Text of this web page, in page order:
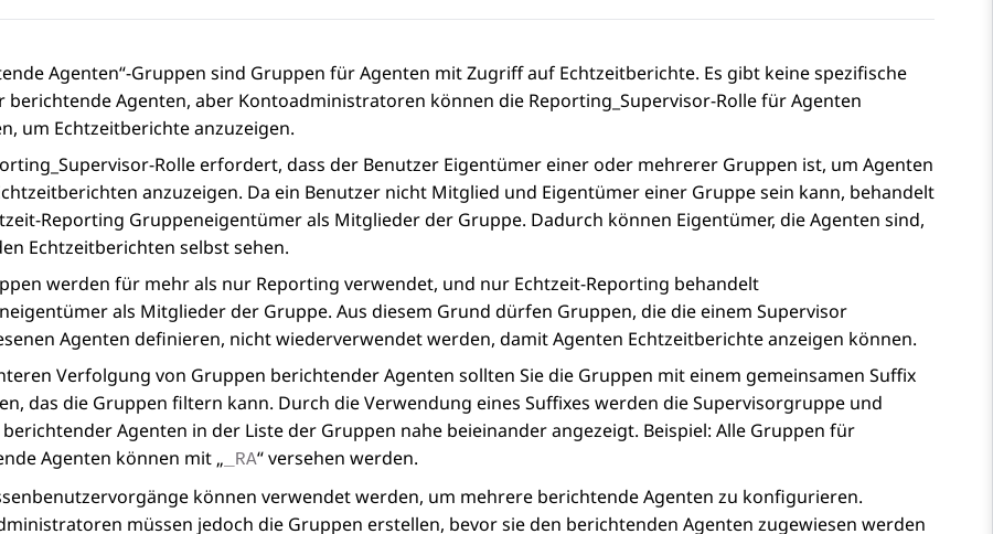
Agenten“-Gruppen sind Gruppen für Agenten mit Zugriff auf Echtzeitberichte. Es gibt keine spezifische
berichtende Agenten, aber Kontoadministratoren können die Reporting_Supervisor-Rolle für Agenten
um Echtzeitberichte anzuzeigen.
-Rolle erfordert, dass der Benutzer Eigentümer einer oder mehrerer Gruppen ist, um Agenten
anzuzeigen. Da ein Benutzer nicht Mitglied und Eigentümer einer Gruppe sein kann, behandelt
Reporting Gruppeneigentümer als Mitglieder der Gruppe. Dadurch können Eigentümer, die Agenten sind,
Echtzeitberichten selbst sehen.
werden für mehr als nur Reporting verwendet, und nur Echtzeit-Reporting behandelt
als Mitglieder der Gruppe. Aus diesem Grund dürfen Gruppen, die die einem Supervisor
Agenten definieren, nicht wiederverwendet werden, damit Agenten Echtzeitberichte anzeigen können.
Verfolgung von Gruppen berichtender Agenten sollten Sie die Gruppen mit einem gemeinsamen Suffix
das die Gruppen filtern kann. Durch die Verwendung eines Suffixes werden die Supervisorgruppe und
Agenten in der Liste der Gruppen nahe beieinander angezeigt. Beispiel: Alle Gruppen für
Agenten können mit „ _RA“ versehen werden.
können verwendet werden, um mehrere berichtende Agenten zu konfigurieren.
müssen jedoch die Gruppen erstellen, bevor sie den berichtenden Agenten zugewiesen werden